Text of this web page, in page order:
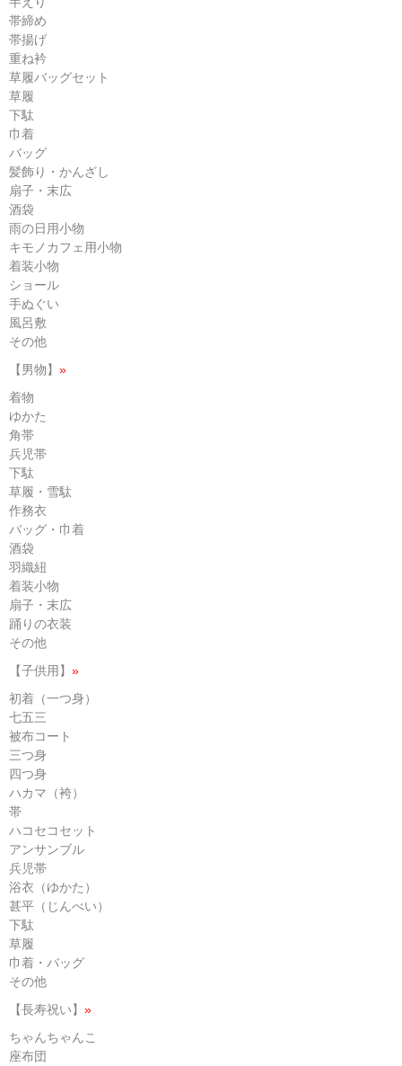
帯締め
帯揚げ
重ね衿
草履バッグセット
草履
下駄
巾着
バッグ
髪飾り・かんざし
扇子・末広
酒袋
雨の日用小物
キモノカフェ用小物
着装小物
ショール
手ぬぐい
風呂敷
その他
【男物】 »
着物
ゆかた
角帯
兵児帯
下駄
草履・雪駄
作務衣
バッグ・巾着
酒袋
羽織紐
着装小物
扇子・末広
踊りの衣装
その他
【子供用】 »
初着（一つ身）
七五三
被布コート
三つ身
四つ身
ハカマ（袴）
帯
ハコセコセット
アンサンブル
兵児帯
浴衣（ゆかた）
甚平（じんべい）
下駄
草履
巾着・バッグ
その他
【長寿祝い】 »
ちゃんちゃんこ
座布団